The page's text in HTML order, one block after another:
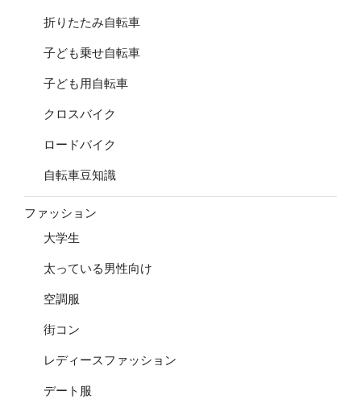
折りたたみ自転車
子ども乗せ自転車
子ども用自転車
クロスバイク
ロードバイク
自転車豆知識
ファッション
大学生
太っている男性向け
空調服
街コン
レディースファッション
デート服